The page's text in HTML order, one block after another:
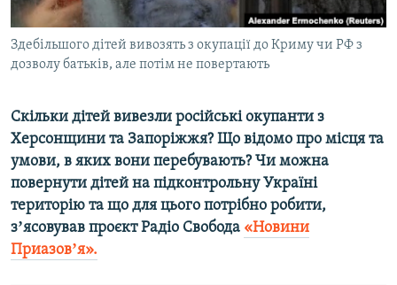
ІНФОГРАФІКА
ДОЛУЧАЙСЯ!
Здебільшого дітей вивозять з окупації до Криму чи РФ з
дозволу батьків, але потім не повертають
Скільки дітей вивезли російські окупанти з
Херсонщини та Запоріжжя? Що відомо про місця та
умови, в яких вони перебувають? Чи можна
повернути дітей на підконтрольну Україні
територію та що для цього потрібно робити,
зʼясовував проєкт Радіо Свобода «Новини
Приазовʼя».